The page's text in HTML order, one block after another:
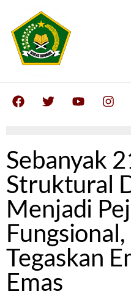
Sebanyak
Struktural
Menjadi
Tegaskan
Emas